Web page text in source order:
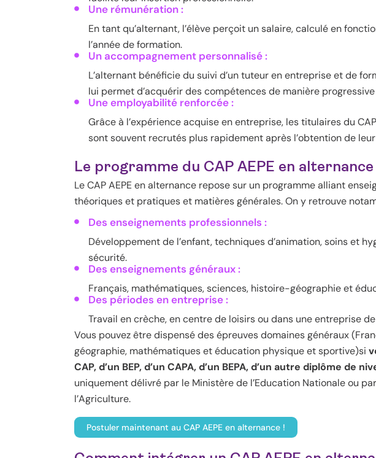
Une rémunération :
En tant qu’alternant, l’élève perçoit un salaire, calculé en
l’année de formation.
Un accompagnement personnalisé :
L’alternant bénéficie du suivi d’un tuteur en entreprise et de
lui permet d’acquérir des compétences de manière
Une employabilité renforcée :
Grâce à l’expérience acquise en entreprise, les titulaires du
sont souvent recrutés plus rapidement après l’obtention de
Le programme du CAP AEPE en alternance
Le CAP AEPE en alternance repose sur un programme alliant
théoriques et pratiques et matières générales. On y retrouve
Des enseignements professionnels :
Développement de l’enfant, techniques d’animation, soins et
sécurité.
Des enseignements généraux :
Français, mathématiques, sciences, histoire-géographie et
Des périodes en entreprise :
Travail en crèche, en centre de loisirs ou dans une entreprise
Vous pouvez être dispensé des épreuves domaines généraux
géographie, mathématiques et éducation physique et sportive)si
CAP, d’un BEP, d’un CAPA, d’un BEPA, d’un autre diplôme de
uniquement délivré par le Ministère de l’Education Nationale ou
l’Agriculture.
Postuler maintenant au CAP AEPE en alternance !